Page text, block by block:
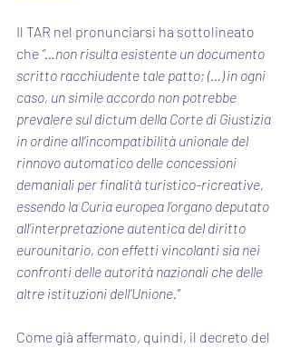
Il TAR nel pronunciarsi ha sottolineato
che “…non risulta esistente un documento
scritto racchiudente tale patto; (…) in ogni
caso, un simile accordo non potrebbe
prevalere sul dictum della Corte di Giustizia
in ordine all’incompatibilità unionale del
rinnovo automatico delle concessioni
demaniali per finalità turistico-ricreative,
essendo la Curia europea l’organo deputato
all’interpretazione autentica del diritto
eurounitario, con effetti vincolanti sia nei
confronti delle autorità nazionali che delle
altre istituzioni dell’Unione.”
Come già affermato, quindi, il decreto del